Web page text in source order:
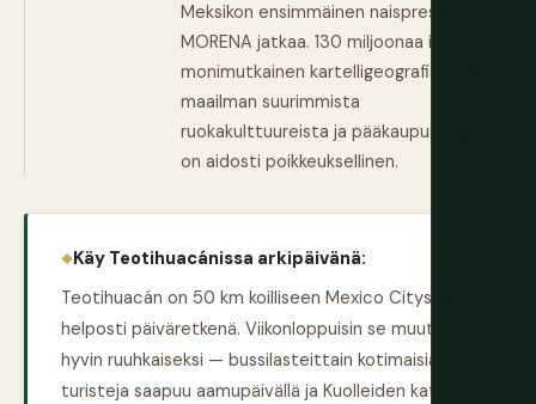
Meksikon ensimmäinen naispresidentti.
MORENA jatkaa. 130 miljoonaa ihmistä,
monimutkainen kartelligeografia, yksi
maailman suurimmista
ruokakulttuureista ja pääkaupunki, joka
on aidosti poikkeuksellinen.
Käy Teotihuacánissa arkipäivänä:
Teotihuacán on 50 km koilliseen Mexico Citystä ja
helposti päiväretkenä. Viikonloppuisin se muuttuu
hyvin ruuhkaiseksi — bussilasteittain kotimaisia
turisteja saapuu aamupäivällä ja Kuolleiden katu